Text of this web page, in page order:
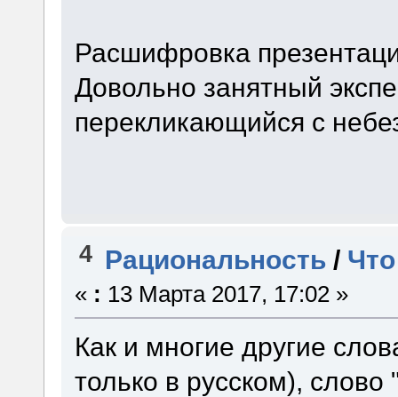
Расшифровка
Довольно занятный
перекликающийся с
4 Рациональность /
« : 13 Марта 2017, 17:02 »
Как и многие другие
только в русском),